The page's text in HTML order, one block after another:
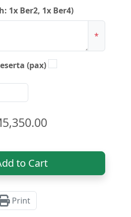
1x Ber2, 1x Ber4)
*
(pax)
to Cart
Print